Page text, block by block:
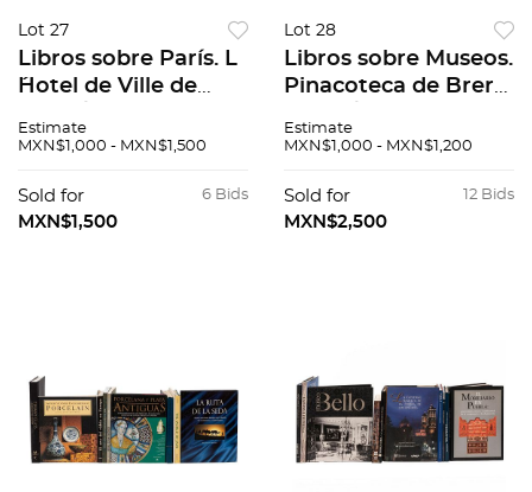
Lot 27
Libros sobre París. L
´Hotel de Ville de
Heures de Notre -
Piezas: 5.
Estimate
MXN$1,000 - MXN$1,500
6 Bids
Sold for
MXN$1,500
Lot 28
Libros sobre Museos.
Pinacoteca de Brera,
historia de los
Piezas: 11.
Estimate
MXN$1,000 - MXN$1,200
12 Bids
Sold for
MXN$2,500